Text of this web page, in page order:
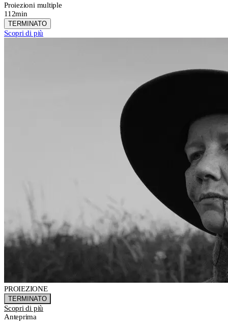
Proiezioni multiple
112min
TERMINATO
Scopri di più
PROIEZIONE
TERMINATO
Scopri di più
Anteprima